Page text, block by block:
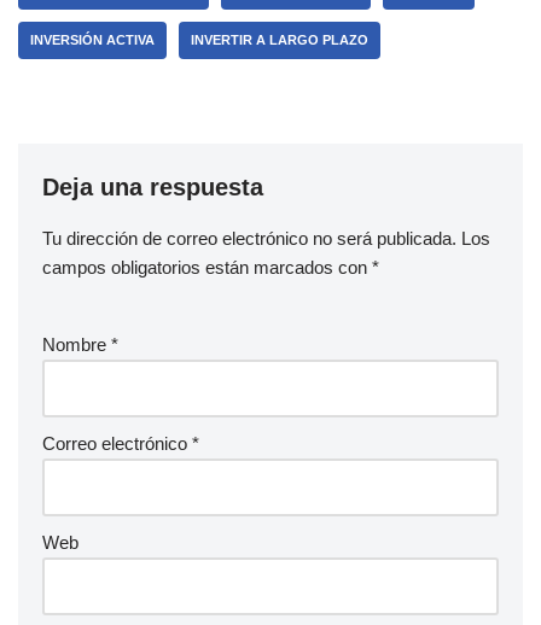
INVERSIÓN ACTIVA INVERTIR A LARGO PLAZO
Deja una respuesta
Tu dirección de correo electrónico no será publicada. Los
campos obligatorios están marcados con *
Nombre *
Correo electrónico *
Web